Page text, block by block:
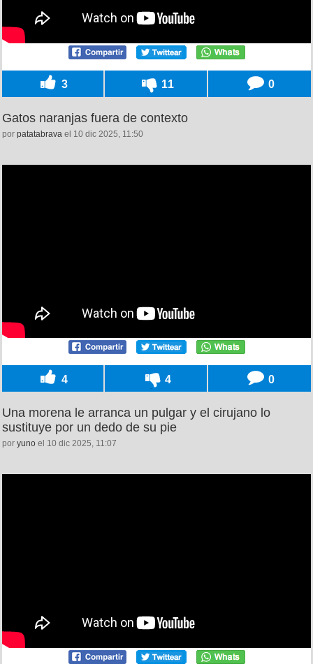
3 11 0
Gatos naranjas fuera de contexto
por patatabrava el 10 dic 2025, 11:50
4 4 0
Una morena le arranca un pulgar y el cirujano lo
sustituye por un dedo de su pie
por yuno el 10 dic 2025, 11:07